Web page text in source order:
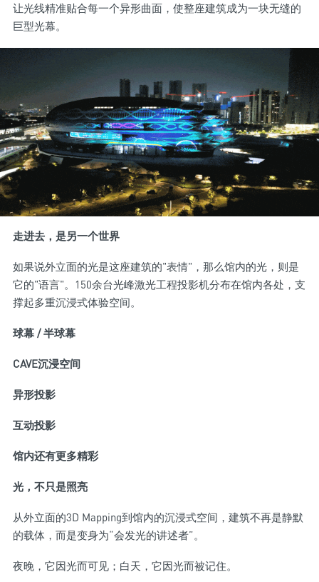
让光线精准贴合每一个异形曲面，使整座建筑成为一块无缝的
巨型光幕。
走进去，是另一个世界
如果说外立面的光是这座建筑的"表情"，那么馆内的光，则是
它的"语言"。150余台光峰激光工程投影机分布在馆内各处，支
撑起多重沉浸式体验空间。
球幕 / 半球幕
CAVE沉浸空间
异形投影
互动投影
馆内还有更多精彩
光，不只是照亮
从外立面的3D Mapping到馆内的沉浸式空间，建筑不再是静默
的载体，而是变身为“会发光的讲述者”。
夜晚，它因光而可见；白天，它因光而被记住。